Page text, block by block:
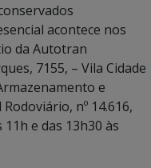
acontece nos
da Autotran
7155, – Vila Cidade
e
nº 14.616,
e das 13h30 às